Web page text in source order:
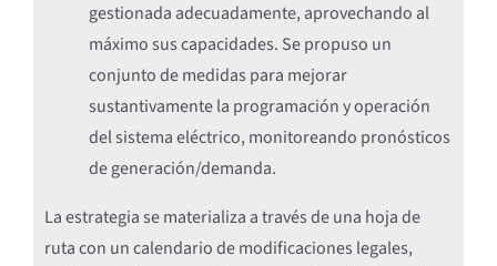
gestionada adecuadamente, aprovechando al
máximo sus capacidades. Se propuso un
conjunto de medidas para mejorar
sustantivamente la programación y operación
del sistema eléctrico, monitoreando pronósticos
de generación/demanda.
La estrategia se materializa a través de una hoja de
ruta con un calendario de modificaciones legales,